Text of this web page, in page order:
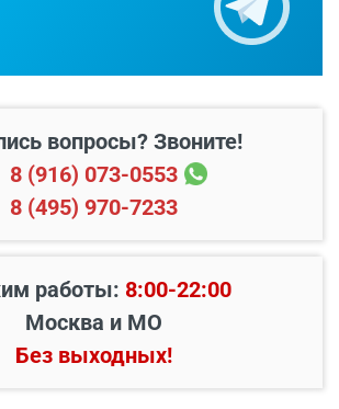
выезд специалиста
входных дверей, образцами
вопросы? Звоните!
8 (916) 073-0553
8 (495) 970-7233
работы: 8:00-22:00
Москва и МО
Без выходных!